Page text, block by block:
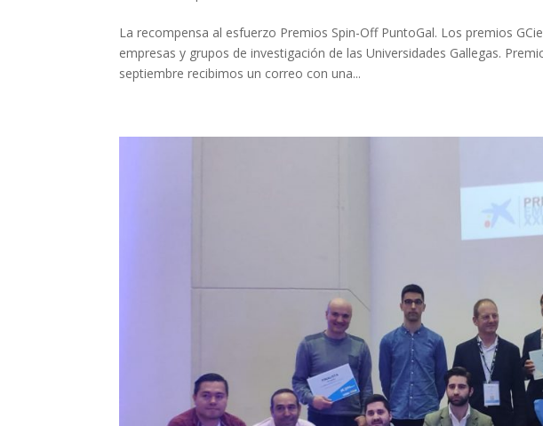
La recompensa al esfuerzo Premios Spin-Off PuntoGal. Los premios
empresas y grupos de investigación de las Universidades Gallegas.
septiembre recibimos un correo con una...